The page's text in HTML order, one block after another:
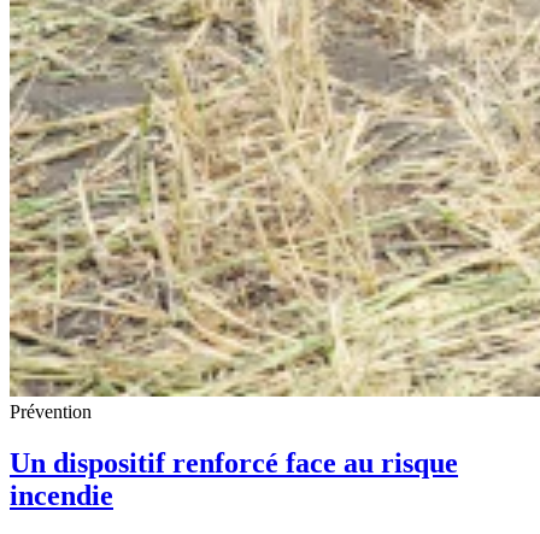
Prévention
Un dispositif renforcé face au risque
incendie